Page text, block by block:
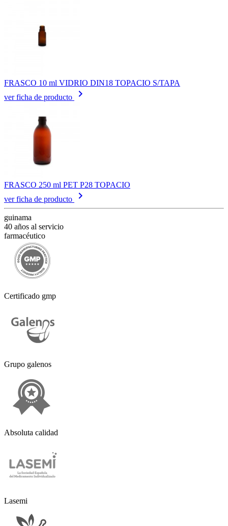
FRASCO 10 ml VIDRIO DIN18 TOPACIO S/TAPA
ver ficha de producto
keyboard_arrow_right
FRASCO 250 ml PET P28 TOPACIO
ver ficha de producto
keyboard_arrow_right
guinama
40 años al servicio
farmacéutico
Certificado gmp
Grupo galenos
Absoluta calidad
Lasemi